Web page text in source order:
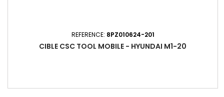
REFERENCE: 8PZ010624-201
CIBLE CSC TOOL MOBILE - HYUNDAI M1-20